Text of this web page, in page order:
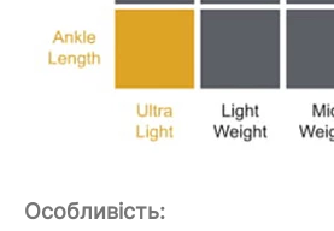
Особливість: